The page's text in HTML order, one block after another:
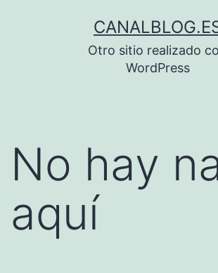
Otro sitio realizado
WordPress
No hay
aquí